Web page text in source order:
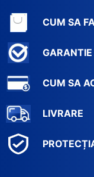
CUM SA
GARANTIE
CUM SA
LIVRARE